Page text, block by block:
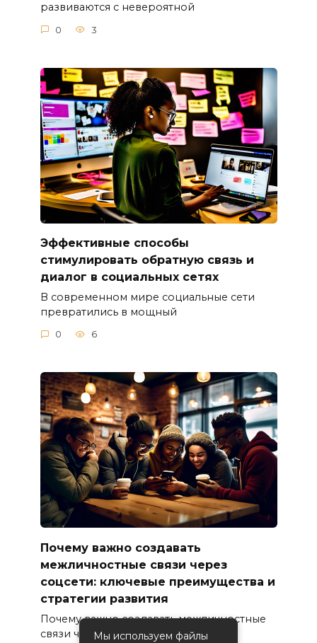
развиваются с невероятной
0 3
Эффективные способы
стимулировать обратную связь и
диалог в социальных сетях
В современном мире социальные сети
превратились в мощный
0 6
Почему важно создавать
межличностные связи через
соцсети: ключевые преимущества и
стратегии развития
Почему важно создавать межличностные
связи через соцсети
Мы используем файлы